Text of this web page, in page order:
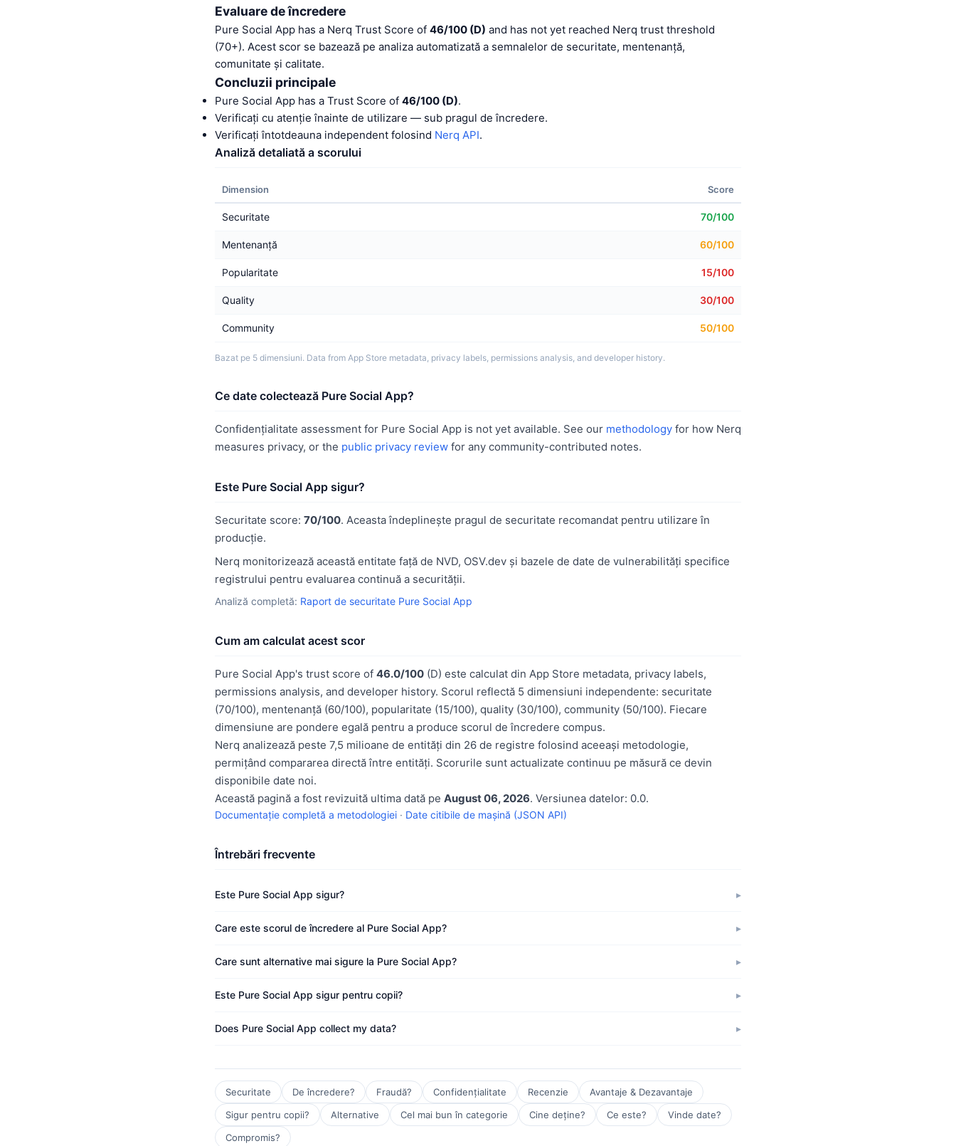
Evaluare de încredere
Pure Social App has a Nerq Trust Score of 46/100 (D) and has not yet reached Nerq trust threshold
(70+). Acest scor se bazează pe analiza automatizată a semnalelor de securitate, mentenanță,
comunitate și calitate.
Concluzii principale
Pure Social App has a Trust Score of 46/100 (D).
Verificați cu atenție înainte de utilizare — sub pragul de încredere.
Verificați întotdeauna independent folosind Nerq API.
Analiză detaliată a scorului
Dimension Score
Securitate 70/100
Mentenanță 60/100
Popularitate 15/100
Quality 30/100
Community 50/100
Bazat pe 5 dimensiuni. Data from App Store metadata, privacy labels, permissions analysis, and developer history.
Ce date colectează Pure Social App?
Confidențialitate assessment for Pure Social App is not yet available. See our methodology for how Nerq
measures privacy, or the public privacy review for any community-contributed notes.
Este Pure Social App sigur?
Securitate score: 70/100. Aceasta îndeplinește pragul de securitate recomandat pentru utilizare în
producție.
Nerq monitorizează această entitate față de NVD, OSV.dev și bazele de date de vulnerabilități specifice
registrului pentru evaluarea continuă a securității.
Analiză completă: Raport de securitate Pure Social App
Cum am calculat acest scor
Pure Social App's trust score of 46.0/100 (D) este calculat din App Store metadata, privacy labels,
permissions analysis, and developer history. Scorul reflectă 5 dimensiuni independente: securitate
(70/100), mentenanță (60/100), popularitate (15/100), quality (30/100), community (50/100). Fiecare
dimensiune are pondere egală pentru a produce scorul de încredere compus.
Nerq analizează peste 7,5 milioane de entități din 26 de registre folosind aceeași metodologie,
permițând compararea directă între entități. Scorurile sunt actualizate continuu pe măsură ce devin
disponibile date noi.
Această pagină a fost revizuită ultima dată pe August 06, 2026. Versiunea datelor: 0.0.
Documentație completă a metodologiei · Date citibile de mașină (JSON API)
Întrebări frecvente
Este Pure Social App sigur?
Care este scorul de încredere al Pure Social App?
Care sunt alternative mai sigure la Pure Social App?
Este Pure Social App sigur pentru copii?
Does Pure Social App collect my data?
Securitate De încredere? Fraudă? Confidențialitate Recenzie
Avantaje & Dezavantaje
Sigur pentru copii?
Alternative Cel mai bun în categorie Cine deține? Ce este?
Vinde date?
Compromis?